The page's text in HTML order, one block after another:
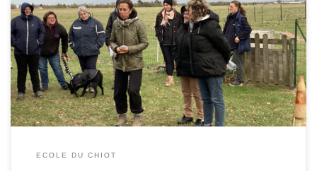
ECOLE DU CHIOT